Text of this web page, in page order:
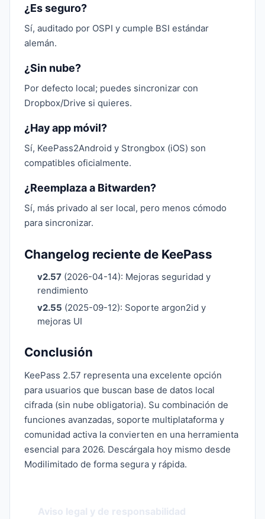
¿Es seguro?
Sí, auditado por OSPI y cumple BSI estándar
alemán.
¿Sin nube?
Por defecto local; puedes sincronizar con
Dropbox/Drive si quieres.
¿Hay app móvil?
Sí, KeePass2Android y Strongbox (iOS) son
compatibles oficialmente.
¿Reemplaza a Bitwarden?
Sí, más privado al ser local, pero menos cómodo
para sincronizar.
Changelog reciente de KeePass
v2.57 (2026-04-14): Mejoras seguridad y
rendimiento
v2.55 (2025-09-12): Soporte argon2id y
mejoras UI
Conclusión
KeePass 2.57 representa una excelente opción
para usuarios que buscan base de datos local
cifrada (sin nube obligatoria). Su combinación de
funciones avanzadas, soporte multiplataforma y
comunidad activa la convierten en una herramienta
esencial para 2026. Descárgala hoy mismo desde
Modilimitado de forma segura y rápida.
Aviso legal y de responsabilidad